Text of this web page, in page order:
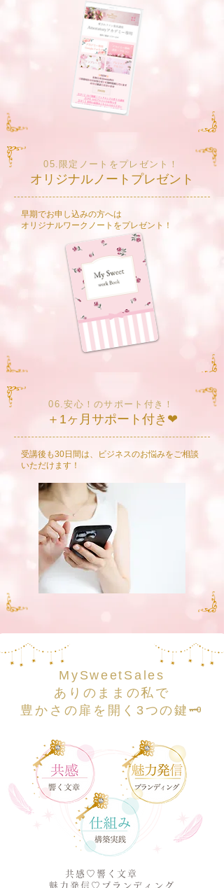
05.限定ノートをプレゼント！
オリジナルノートプレゼント
​早期でお申し込みの方へは
​オリジナルワークノートをプレゼント！
06.安心！のサポート付き！
＋1ヶ月サポート付き❤︎
受講後も30日間は、ビジネスのお悩みをご相談
いただけます！
​MySweetSales
ありのままの私で
​豊かさの扉を開く3つの鍵🗝️
共感♡響く文章
魅力発信♡ブランディング